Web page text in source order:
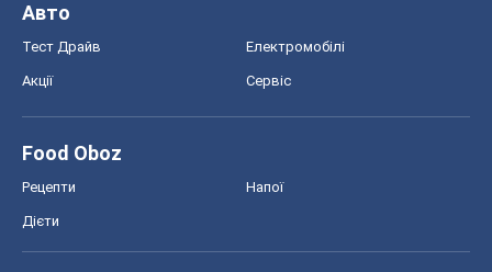
Авто
Тест Драйв Електромобілі
Акції Сервіс
Food Oboz
Рецепти Напої
Дієти